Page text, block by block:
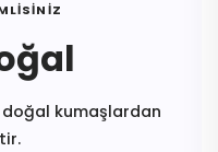
kumaşlardan